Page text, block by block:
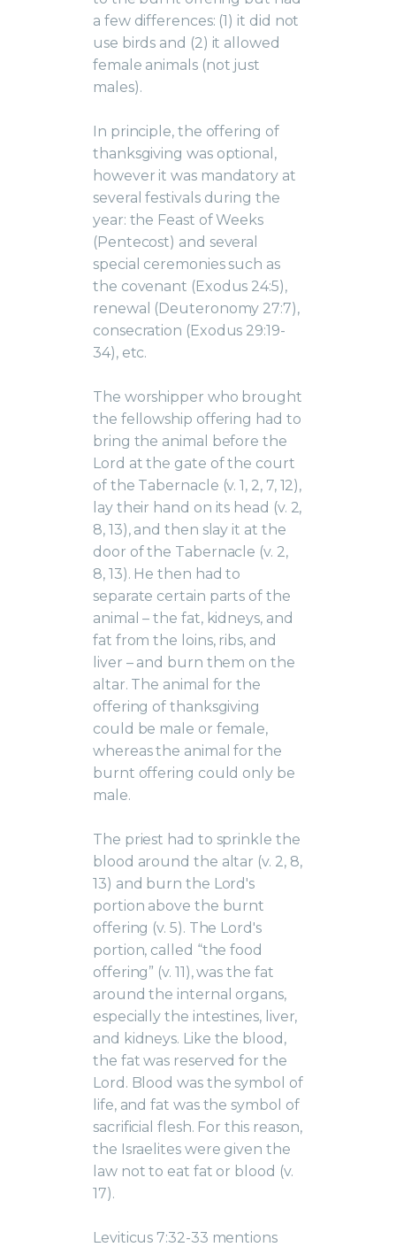
a few differences: (1) it did not
use birds and (2) it allowed
female animals (not just
males).
In principle, the offering of
thanksgiving was optional,
however it was mandatory at
several festivals during the
year: the Feast of Weeks
(Pentecost) and several
special ceremonies such as
the covenant (Exodus 24:5),
renewal (Deuteronomy 27:7),
consecration (Exodus 29:19-
34), etc.
The worshipper who brought
the fellowship offering had to
bring the animal before the
Lord at the gate of the court
of the Tabernacle (v. 1, 2, 7, 12),
lay their hand on its head (v. 2,
8, 13), and then slay it at the
door of the Tabernacle (v. 2,
8, 13). He then had to
separate certain parts of the
animal – the fat, kidneys, and
fat from the loins, ribs, and
liver – and burn them on the
altar. The animal for the
offering of thanksgiving
could be male or female,
whereas the animal for the
burnt offering could only be
male.
The priest had to sprinkle the
blood around the altar (v. 2, 8,
13) and burn the Lord's
portion above the burnt
offering (v. 5). The Lord's
portion, called “the food
offering” (v. 11), was the fat
around the internal organs,
especially the intestines, liver,
and kidneys. Like the blood,
the fat was reserved for the
Lord. Blood was the symbol of
life, and fat was the symbol of
sacrificial flesh. For this reason,
the Israelites were given the
law not to eat fat or blood (v.
17).
Leviticus 7:32-33 mentions